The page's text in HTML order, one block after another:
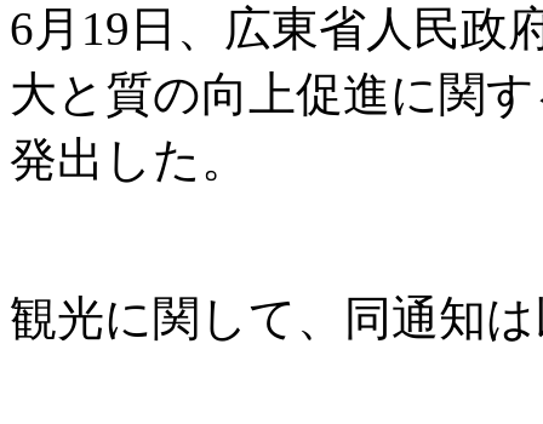
6月19日、広東省人民政
大と質の向上促進に関
発出した。
観光に関して、同通知